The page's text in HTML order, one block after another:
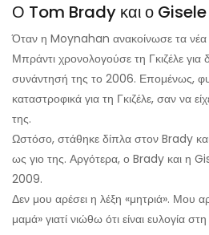
Ο Tom Brady και ο
Όταν η Moynahan ανακοίνωσε τα νέα
Μπράντι χρονολογούσε τη Γκιζέλε για
συνάντησή της το 2006. Επομένως,
καταστροφικά για τη Γκιζέλε, σαν να
της.
Ωστόσο, στάθηκε δίπλα στον Brady
ως γιο της. Αργότερα, ο Brady και η
2009.
Δεν μου αρέσει η λέξη «μητριά». Μου
μαμά» γιατί νιώθω ότι είναι ευλογία